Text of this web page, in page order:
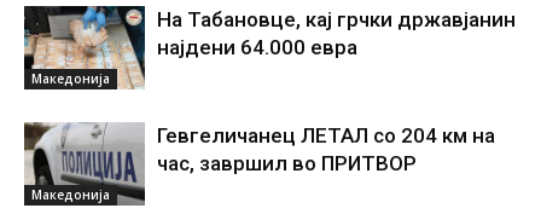
Македонија
На Табановце, кај грчки државјанин
најдени 64.000 евра
Македонија
Гевгеличанец ЛЕТАЛ со 204 км на
час, завршил во ПРИТВОР